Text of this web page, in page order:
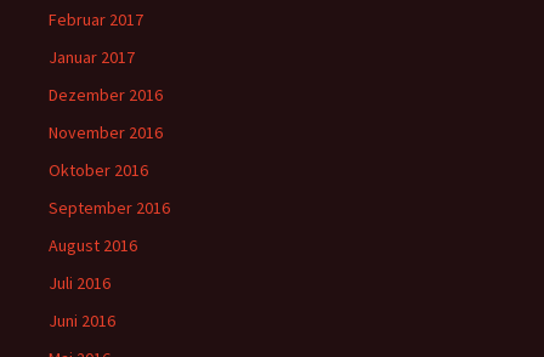
Februar 2017
Januar 2017
Dezember 2016
November 2016
Oktober 2016
September 2016
August 2016
Juli 2016
Juni 2016